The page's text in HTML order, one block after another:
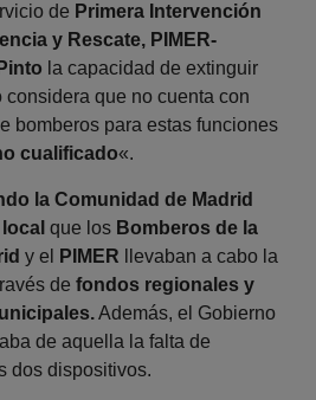
de Primera Intervención
y Rescate, PIMER-
la capacidad de extinguir
que no cuenta con
bomberos para estas funciones
cualificado«.
la Comunidad de Madrid
que los Bomberos de la
y el PIMER
llevaban a cabo la
de fondos regionales y
Además, el Gobierno
de aquella la falta de
dos dispositivos.